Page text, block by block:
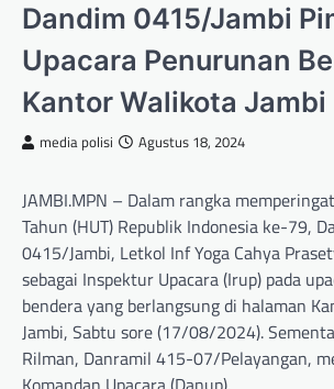
Dandim 0415/Jambi
Upacara Penurunan
Kantor Walikota Jambi
media polisi Agustus 18, 2024
JAMBI.MPN – Dalam rangka
Tahun (HUT) Republik Indonesia ke-79,
0415/Jambi, Letkol Inf Yoga Cahya
sebagai Inspektur Upacara (Irup) pada
bendera yang berlangsung di halaman
Jambi, Sabtu sore (17/08/2024).
Rilman, Danramil 415-07/Pelayangan,